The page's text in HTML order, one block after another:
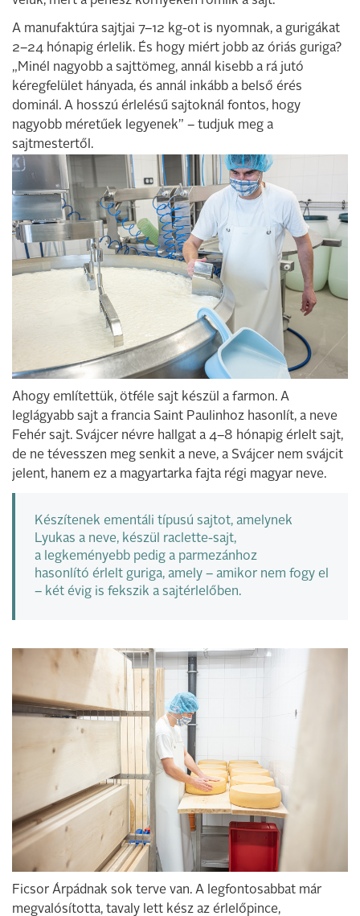
A manufaktúra sajtjai 7–12 kg-ot is nyomnak, a gurigákat
2–24 hónapig érlelik. És hogy miért jobb az óriás guriga?
„Minél nagyobb a sajttömeg, annál kisebb a rá jutó
kéregfelület hányada, és annál inkább a belső érés
dominál. A hosszú érlelésű sajtoknál fontos, hogy
nagyobb méretűek legyenek” – tudjuk meg a
sajtmestertől.
Ahogy említettük, ötféle sajt készül a farmon. A
leglágyabb sajt a francia Saint Paulinhoz hasonlít, a neve
Fehér sajt. Svájcer névre hallgat a 4–8 hónapig érlelt sajt,
de ne tévesszen meg senkit a neve, a Svájcer nem svájcit
jelent, hanem ez a magyartarka fajta régi magyar neve.
Készítenek ementáli típusú sajtot, amelynek
Lyukas a neve, készül raclette-sajt,
a legkeményebb pedig a parmezánhoz
hasonlító érlelt guriga, amely – amikor nem fogy el
– két évig is fekszik a sajtérlelőben.
Ficsor Árpádnak sok terve van. A legfontosabbat már
megvalósította, tavaly lett kész az érlelőpince,